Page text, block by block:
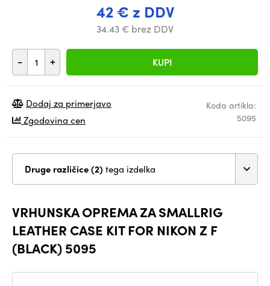
42 € z DDV
34.43 € brez DDV
- + KUPI
Koda artikla:
5095
Dodaj za primerjavo
Zgodovina cen
Druge različice (2) tega izdelka
VRHUNSKA OPREMA ZA SMALLRIG
LEATHER CASE KIT FOR NIKON Z F
(BLACK) 5095